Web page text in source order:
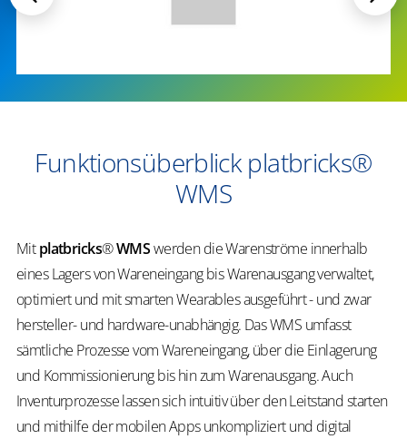
Funktionsüberblick platbricks®
WMS
Mitplatbricks®WMSwerden die Warenströme innerhalb
eines Lagers von Wareneingang bis Warenausgang verwaltet,
optimiert und mit smarten Wearables ausgeführt - und zwar
hersteller- und hardware-unabhängig. Das WMS umfasst
sämtliche Prozesse vom Wareneingang, über die Einlagerung
und Kommissionierung bis hin zum Warenausgang. Auch
Inventurprozesse lassen sich intuitiv über den Leitstand starten
und mithilfe der mobilen Apps unkompliziert und digital